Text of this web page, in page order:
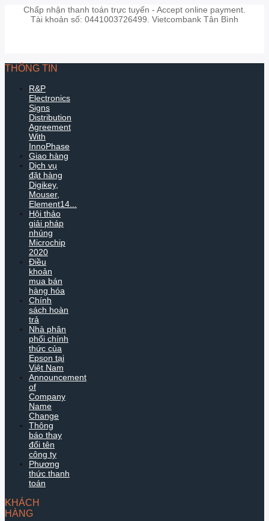
Chấp nhận thanh toán trực tuyến - Accept online payment.
Tài khoản số: 0441003726499. Vietcombank Tân Bình
THÔNG TIN
R&P
Electronics
Signs
Distribution
Agreement
With
InnoPhase
Giao hàng
Dịch vụ
đặt hàng
Digikey,
Mouser,
Element14...
Hội thảo
giải pháp
nhúng
Microchip
2020
Điều
khoản
mua bán
hàng hóa
Chính
sách hoàn
trả
Nhà phân
phối chính
thức của
Epson tại
Việt Nam
Announcement
of
Company
Name
Change
Thông
báo thay
đổi tên
công ty
Phương
thức thanh
toán
KHÁCH
HÀNG